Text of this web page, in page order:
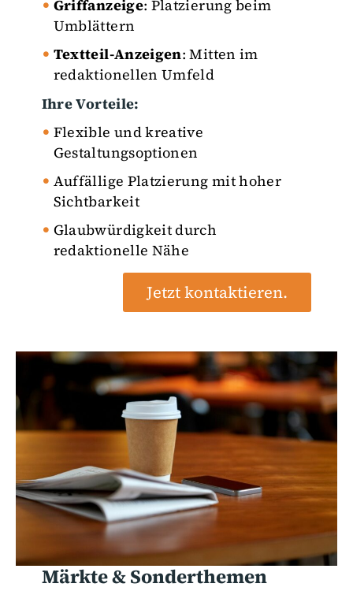
Griffanzeige: Platzierung beim
Umblättern
Textteil-Anzeigen: Mitten im
redaktionellen Umfeld
Ihre Vorteile:
Flexible und kreative
Gestaltungsoptionen
Auffällige Platzierung mit hoher
Sichtbarkeit
Glaubwürdigkeit durch
redaktionelle Nähe
Jetzt kontaktieren.
Märkte & Sonderthemen